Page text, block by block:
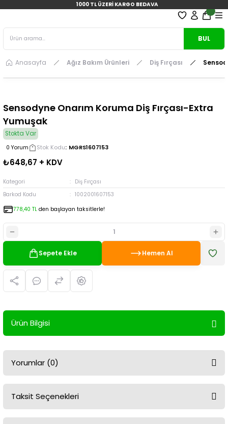
1000 TL ÜZERİ KARGO BEDAVA
BUL
Anasayfa Ağız Bakım Ürünleri Diş Fırçası
Sensodyne Onarım Koruma Diş Fırçası-Extra
Yumuşak
Stokta Var
0 Yorum Stok Kodu MGRS1607153
₺648,67 + KDV
Kategori
Diş Fırçası
Barkod Kodu
1002001607153
778,40 TL den başlayan taksitlerle!
Sepete Ekle Hemen Al
Ürün Bilgisi
Yorumlar (0)
Taksit Seçenekleri